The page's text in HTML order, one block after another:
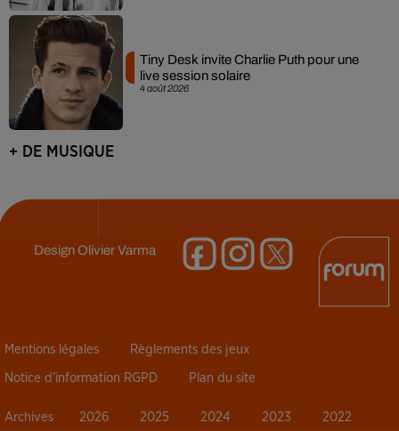
4 août 2026
Tiny Desk invite Charlie Puth pour une
live session solaire
+ DE MUSIQUE
DesignOlivier Varma
Mentions légales Règlements des jeux
Notice d’information RGPD Plan du site
Archives 2026 2025 2024 2023 2022